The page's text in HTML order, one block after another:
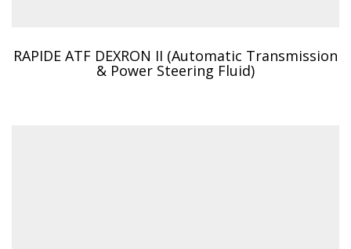
RAPIDE ATF DEXRON II (Automatic Transmission
& Power Steering Fluid)